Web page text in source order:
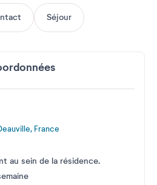
Séjour
France
au sein de la résidence.